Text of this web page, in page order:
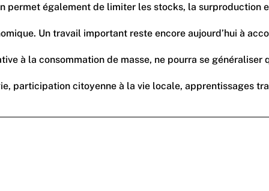
également de limiter les stocks, la
Un travail important reste encore aujourd’hui à
la consommation de masse, ne pourra se
participation citoyenne à la vie locale,